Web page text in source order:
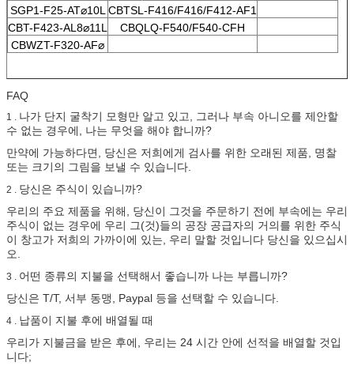
SGP1-F25-AT⌀10L CBTSL-F416/F416/F412-AF1
CBT-F423-AL8⌀11L
CBQLQ-F540/F540-CFH
CBWZT-F320-AF⌀
FAQ
1 . 나가 단지 굴착기 모형만 알고 있고, 그러나 부속 아니오를 제안할
수 없는 경우에, 나는 무엇을 해야 합니까?
만약에 가능하다면, 당신은 저희에게 검사를 위한 오래된 제품, 명찰
또는 크기의 그림을 보낼 수 있습니다.
2 . 당신은 주식이 있습니까?
우리의 주요 제품을 위해, 당신이 그것을 주문하기 전에 부속에는 우리
주식이 없는 경우에 우리 그(것)들의 공장 공급자의 거의를 위한 주식
이 창고가 저희의 가까이에 있는, 우리 말할 것입니다 당신을 있으십시
오.
3 . 어떤 종류의 지불을 선택해서 좋습니까 나는 부릅니까?
당신은 T/T, 서부 동맹, Paypal 등을 선택할 수 있습니다.
4 . 납품이 지불 후에 배열될 때
우리가 지불금을 받은 후에, 우리는 24 시간 안에 선적을 배열할 것입
니다;